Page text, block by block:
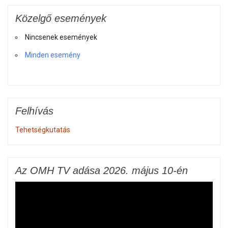
Közelgő események
Nincsenek események
Minden esemény
Felhívás
Tehetségkutatás
Az OMH TV adása 2026. május 10-én